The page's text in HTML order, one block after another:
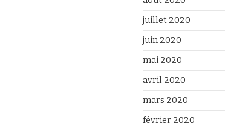
juillet 2020
juin 2020
mai 2020
avril 2020
mars 2020
février 2020